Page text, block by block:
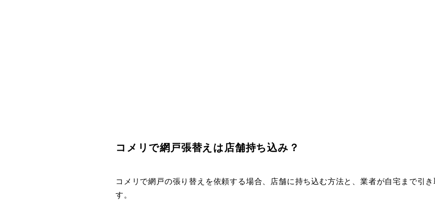
コメリで網戸張替えは店舗持ち込み？
コメリで網戸の張り替えを依頼する場合、店舗に持ち込む方法と、業者が自宅まで引
す。